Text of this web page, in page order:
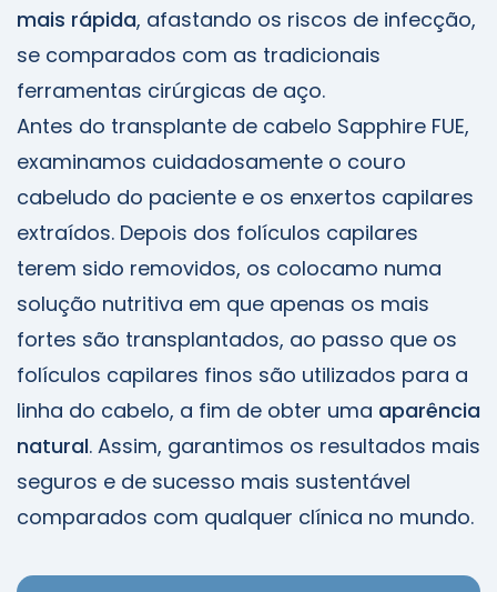
mais rápida, afastando os riscos de infecção,
se comparados com as tradicionais
ferramentas cirúrgicas de aço.
Antes do transplante de cabelo Sapphire FUE,
examinamos cuidadosamente o couro
cabeludo do paciente e os enxertos capilares
extraídos. Depois dos folículos capilares
terem sido removidos, os colocamo numa
solução nutritiva em que apenas os mais
fortes são transplantados, ao passo que os
folículos capilares finos são utilizados para a
linha do cabelo, a fim de obter uma aparência
natural. Assim, garantimos os resultados mais
seguros e de sucesso mais sustentável
comparados com qualquer clínica no mundo.